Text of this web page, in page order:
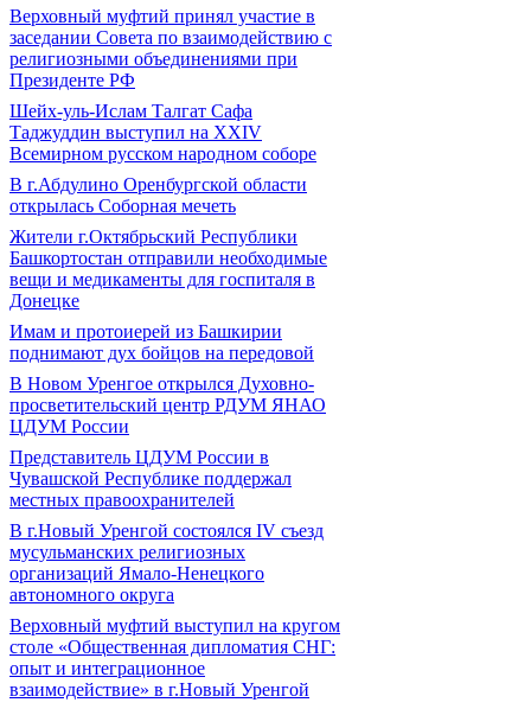
Верховный муфтий принял участие в
заседании Совета по взаимодействию с
религиозными объединениями при
Президенте РФ
Шейх-уль-Ислам Талгат Сафа
Таджуддин выступил на XXIV
Всемирном русском народном соборе
В г.Абдулино Оренбургской области
открылась Соборная мечеть
Жители г.Октябрьский Республики
Башкортостан отправили необходимые
вещи и медикаменты для госпиталя в
Донецке
Имам и протоиерей из Башкирии
поднимают дух бойцов на передовой
В Новом Уренгое открылся Духовно-
просветительский центр РДУМ ЯНАО
ЦДУМ России
Представитель ЦДУМ России в
Чувашской Республике поддержал
местных правоохранителей
В г.Новый Уренгой состоялся IV съезд
мусульманских религиозных
организаций Ямало-Ненецкого
автономного округа
Верховный муфтий выступил на кругом
столе «Общественная дипломатия СНГ:
опыт и интеграционное
взаимодействие» в г.Новый Уренгой